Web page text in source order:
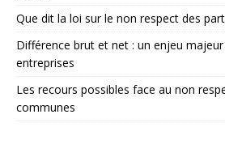
Que dit la loi sur le non respect des
Différence brut et net : un enjeu
entreprises
Les recours possibles face au non
communes